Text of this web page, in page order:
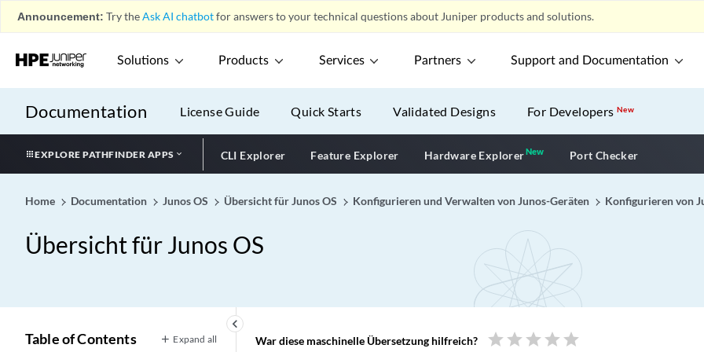
Announcement: Try theAsk AI chatbotfor answers to your technical questions about Juniper products and solutions.
Solutions Products Services Partners Support and Documentation
Documentation License Guide Quick Starts Validated Designs For DevelopersNew
EXPLORE PATHFINDER APPS CLI Explorer Feature Explorer Hardware ExplorerNewNew application
Port Checker
Home Documentation Junos OS Übersicht für Junos OS Konfigurieren und Verwalten von Junos-Geräten Konfigurieren von
Übersicht für Junos OS
keyboard_arrow_left
Table of Contents Expand all War diese maschinelle Übersetzung hilfreich? star star star star star